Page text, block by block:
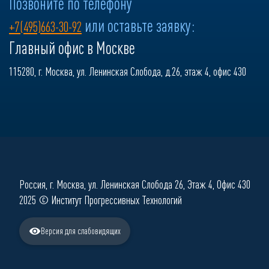
+7(495)663-30-92 или оставьте заявку:
Главный офис в Москве
115280, г. Москва, ул. Ленинская Слобода, д.26, этаж 4, офис 430
Россия, г. Москва, ул. Ленинская Слобода 26, Этаж 4, Офис 430
2025 © Институт Прогрессивных Технологий
Версия для слабовидящих